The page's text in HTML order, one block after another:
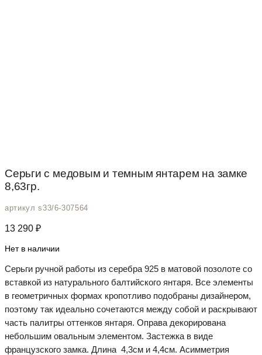
Серьги с медовым и темным янтарем на замке
8,63гр.
артикул s33/6-307564
13 290 ₽
Нет в наличии
Серьги ручной работы из серебра 925 в матовой позолоте со
вставкой из натурального балтийского янтаря. Все элементы
в геометричных формах кропотливо подобраны дизайнером,
поэтому так идеально сочетаются между собой и раскрывают
часть палитры оттенков янтаря. Оправа декорирована
небольшим овальным элементом. Застежка в виде
французского замка. Длина 4,3см и 4,4см. Асимметрия